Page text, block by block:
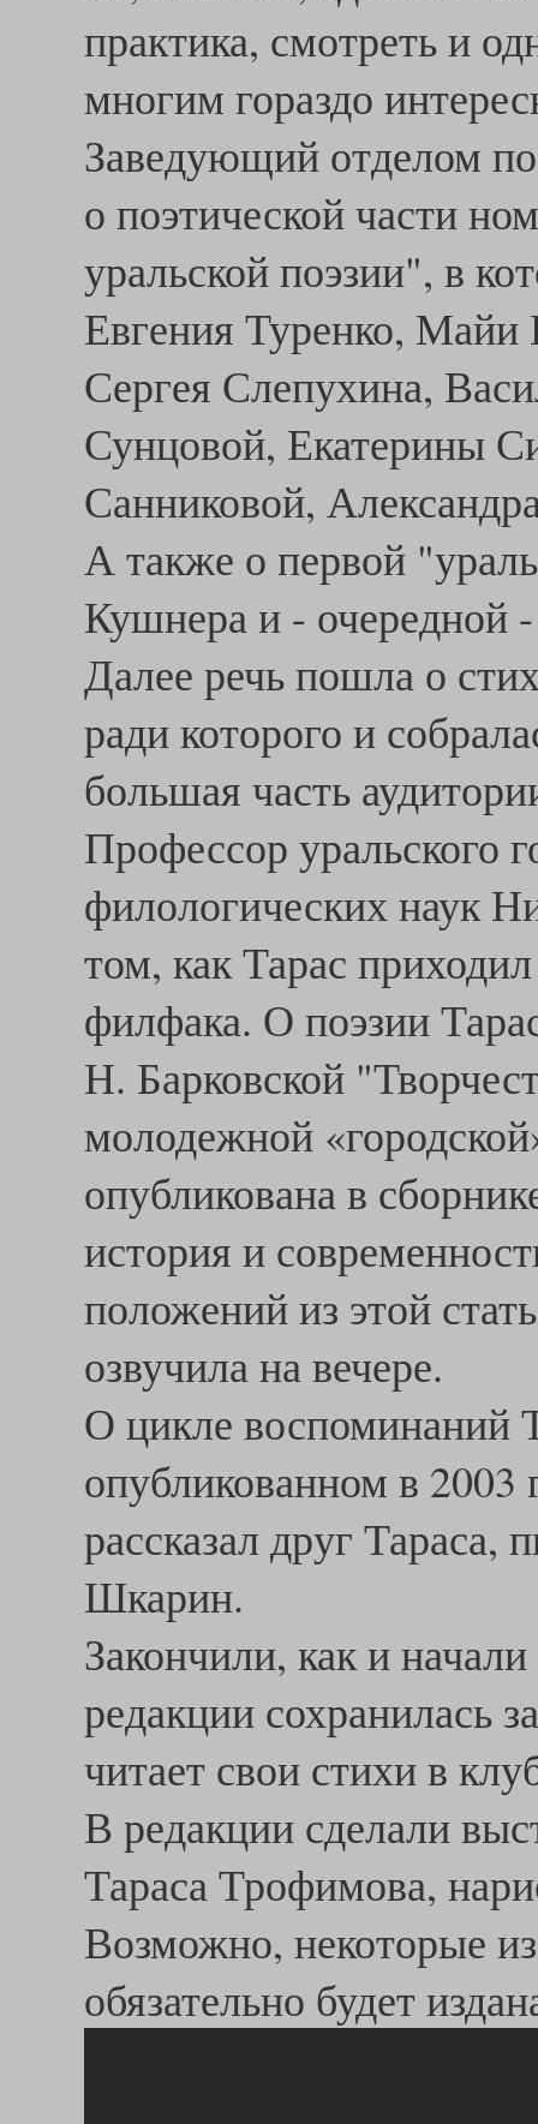
практика, смотреть и
многим гораздо
Заведующий отделом
о поэтической части
уральской поэзии", в
Евгения Туренко,
Сергея Слепухина,
Сунцовой, Екатерины
Санниковой,
А также о первой
Кушнера и - очередной
Далее речь пошла о
ради которого и
большая часть
Профессор уральского
филологических наук
том, как Тарас
филфака. О поэзии
Н. Барковской
молодежной
опубликована в
история и
положений из этой
озвучила на вечере.
О цикле
опубликованном в
рассказал друг Тараса,
Шкарин.
Закончили, как и
редакции сохранилась
читает свои стихи в
В редакции сделали
Тараса Трофимова,
Возможно, некоторые
обязательно будет